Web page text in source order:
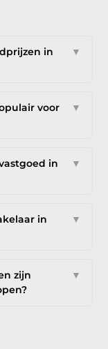
in
▼
voor
▼
in
▼
in
▼
zijn
▼